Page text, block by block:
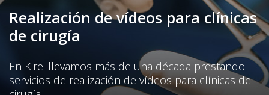
Realización de vídeos para clínicas
de cirugía
En Kirei llevamos más de una década prestando
servicios de realización de vídeos para clínicas de